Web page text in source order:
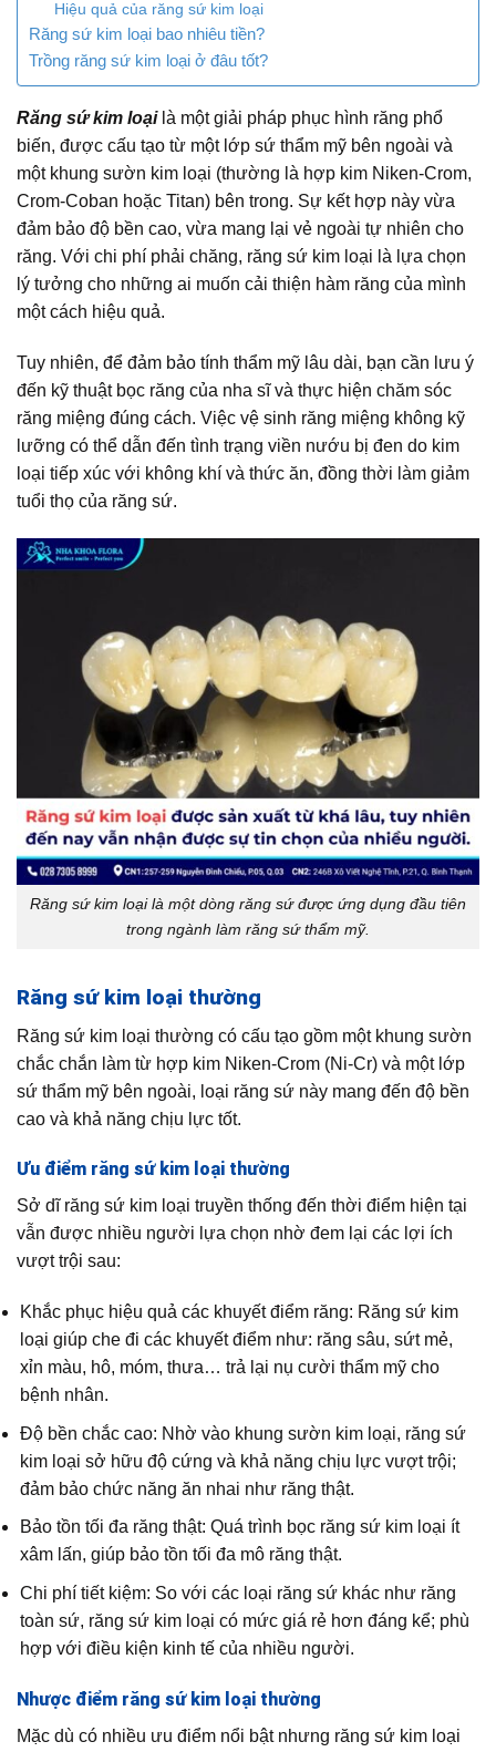
Hiệu quả của răng sứ kim loại
Răng sứ kim loại bao nhiêu tiền?
Trồng răng sứ kim loại ở đâu tốt?
Răng sứ kim loạilà một giải pháp phục hình răng phổ
biến, được cấu tạo từ một lớp sứ thẩm mỹ bên ngoài và
một khung sườn kim loại (thường là hợp kim Niken-Crom,
Crom-Coban hoặc Titan) bên trong. Sự kết hợp này vừa
đảm bảo độ bền cao, vừa mang lại vẻ ngoài tự nhiên cho
răng. Với chi phí phải chăng, răng sứ kim loại là lựa chọn
lý tưởng cho những ai muốn cải thiện hàm răng của mình
một cách hiệu quả.
Tuy nhiên, để đảm bảo tính thẩm mỹ lâu dài, bạn cần lưu ý
đến kỹ thuật bọc răng của nha sĩ và thực hiện chăm sóc
răng miệng đúng cách. Việc vệ sinh răng miệng không kỹ
lưỡng có thể dẫn đến tình trạng viền nướu bị đen do kim
loại tiếp xúc với không khí và thức ăn, đồng thời làm giảm
tuổi thọ của răng sứ.
Răng sứ kim loại là một dòng răng sứ được ứng dụng đầu tiên
trong ngành làm răng sứ thẩm mỹ.
Răng sứ kim loại thường
Răng sứ kim loại thường có cấu tạo gồm một khung sườn
chắc chắn làm từ hợp kim Niken-Crom (Ni-Cr) và một lớp
sứ thẩm mỹ bên ngoài, loại răng sứ này mang đến độ bền
cao và khả năng chịu lực tốt.
Ưu điểm răng sứ kim loại thường
Sở dĩ răng sứ kim loại truyền thống đến thời điểm hiện tại
vẫn được nhiều người lựa chọn nhờ đem lại các lợi ích
vượt trội sau:
Khắc phục hiệu quả các khuyết điểm răng: Răng sứ kim
loại giúp che đi các khuyết điểm như: răng sâu, sứt mẻ,
xỉn màu, hô, móm, thưa… trả lại nụ cười thẩm mỹ cho
bệnh nhân.
Độ bền chắc cao: Nhờ vào khung sườn kim loại, răng sứ
kim loại sở hữu độ cứng và khả năng chịu lực vượt trội;
đảm bảo chức năng ăn nhai như răng thật.
Bảo tồn tối đa răng thật: Quá trình bọc răng sứ kim loại ít
xâm lấn, giúp bảo tồn tối đa mô răng thật.
Chi phí tiết kiệm: So với các loại răng sứ khác như răng
toàn sứ, răng sứ kim loại có mức giá rẻ hơn đáng kể; phù
hợp với điều kiện kinh tế của nhiều người.
Nhược điểm răng sứ kim loại thường
Mặc dù có nhiều ưu điểm nổi bật nhưng răng sứ kim loại